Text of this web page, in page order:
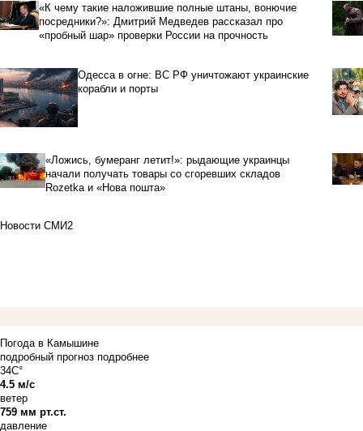
«К чему такие наложившие полные штаны, вонючие
посредники?»: Дмитрий Медведев рассказал про
«пробный шар» проверки России на прочность
Одесса в огне: ВС РФ уничтожают украинские
корабли и порты
«Ложись, бумеранг летит!»: рыдающие украинцы
начали получать товары со сгоревших складов
Rozetka и «Нова пошта»
Новости СМИ2
Погода в Камышине
подробный прогноз подробнее
34C°
4.5 м/с
ветер
759 мм рт.ст.
давление